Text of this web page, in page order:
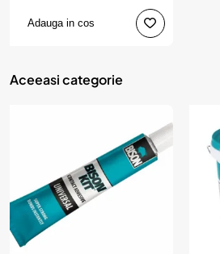
Adauga in cos
Aceeasi categorie